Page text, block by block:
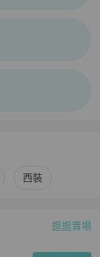
西裝
逛逛賣場